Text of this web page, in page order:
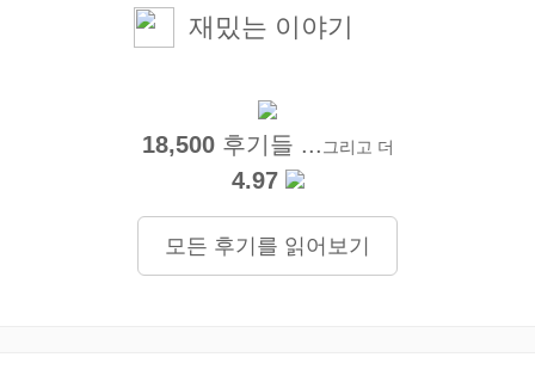
재밌는 이야기
18,500후기들 ... 그리고 더
4.97
모든 후기를 읽어보기